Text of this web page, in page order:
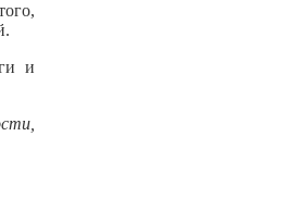
и